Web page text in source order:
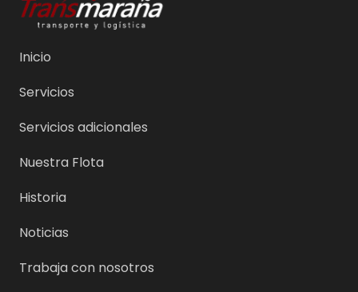
Inicio
Servicios
Servicios adicionales
Nuestra Flota
Historia
Noticias
Trabaja con nosotros